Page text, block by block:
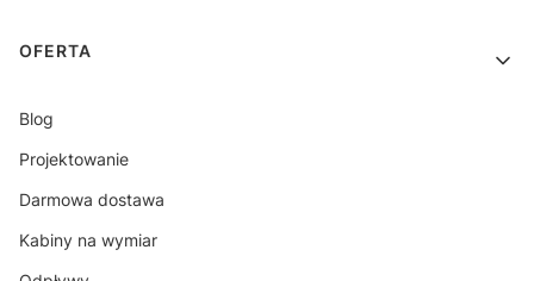
OFERTA
Blog
Projektowanie
Darmowa dostawa
Kabiny na wymiar